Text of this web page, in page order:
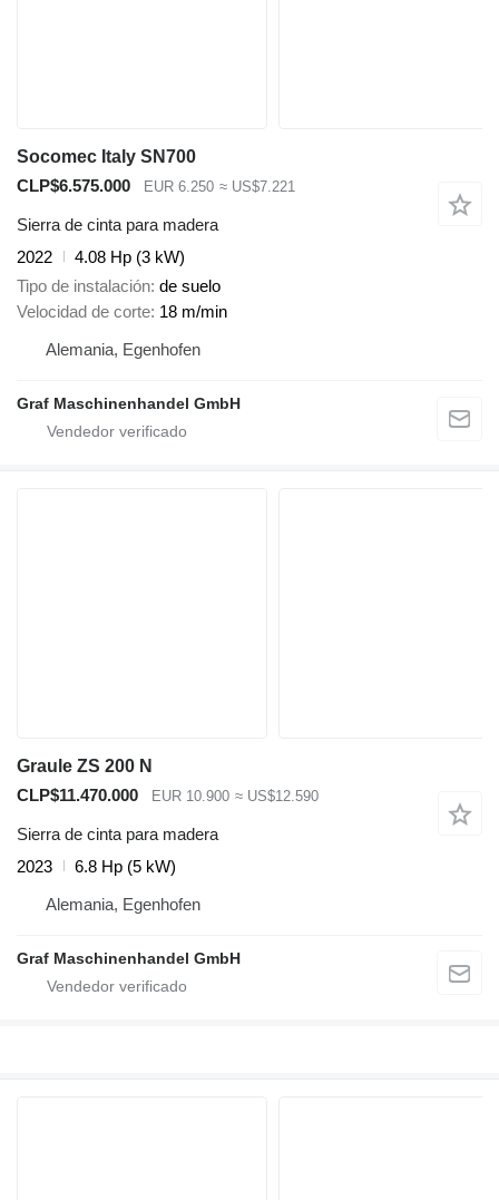
Socomec Italy SN700
CLP$6.575.000
EUR 6.250 ≈ US$7.221
Sierra de cinta para madera
2022
4.08 Hp (3 kW)
Tipo de instalación de suelo
Velocidad de corte 18 m/min
Alemania, Egenhofen
Graf Maschinenhandel GmbH
Graule ZS 200 N
CLP$11.470.000
EUR 10.900 ≈ US$12.590
Sierra de cinta para madera
2023
6.8 Hp (5 kW)
Alemania, Egenhofen
Graf Maschinenhandel GmbH